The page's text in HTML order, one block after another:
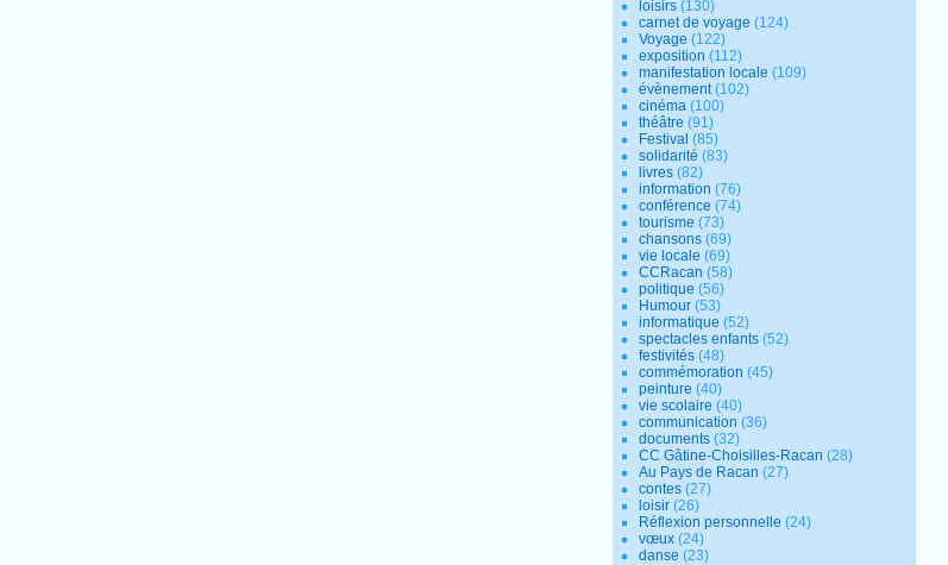
loisirs (130)
carnet de voyage (124)
Voyage (122)
exposition (112)
manifestation locale (109)
évènement(102)
cinéma (100)
théâtre (91)
Festival (85)
solidarité (83)
livres (82)
information (76)
conférence (74)
tourisme (73)
chansons (69)
vie locale (69)
CCRacan (58)
politique (56)
Humour (53)
informatique (52)
spectacles enfants (52)
festivités (48)
commémoration (45)
peinture (40)
vie scolaire (40)
communication (36)
documents (32)
CC Gâtine-Choisilles-Racan (28)
Au Pays de Racan (27)
contes (27)
loisir (26)
Réflexion personnelle (24)
vœux (24)
danse (23)